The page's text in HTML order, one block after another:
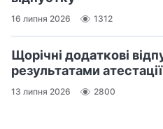
16 липня 2026 1312
Щорічні додаткові
результатами атестації
13 липня 2026 2800